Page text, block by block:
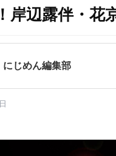
岸辺露伴・花
にじめん編集部